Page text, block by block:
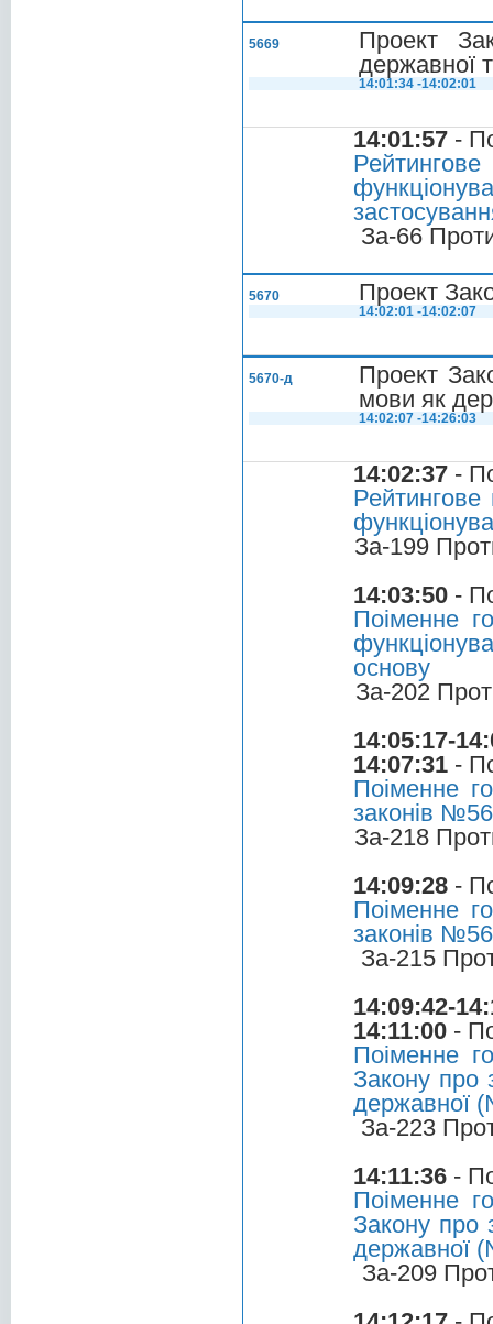
5669
Проект
державної
14:01:34 -14:02:01
14:01:57 -
За-66
5670 Проект
14:02:01 -14:02:07
5670-д
Проект
мови як
14:02:07 -14:26:03
14:02:37 -
Рейтингове
За-199
14:03:50 -
Поіменне
основу
За-202
14:05:17-
14:07:31 -
Поіменне
законів
За-218
14:09:28 -
Поіменне
законів
За-215
14:09:42-
14:11:00 -
Поіменне
Закону про
державної
За-223
14:11:36 -
Поіменне
Закону про
державної
За-209